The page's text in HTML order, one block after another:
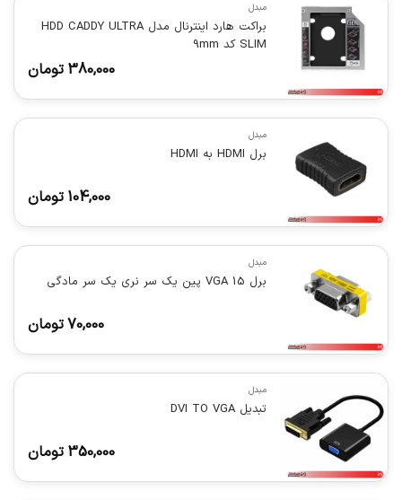
مبدل
براکت هارد اینترنال مدل HDD CADDY ULTRA
SLIM کد 9mm
380,000 تومان
مبدل
برل HDMI به HDMI
104,000 تومان
مبدل
برل VGA 15 پین یک سر نری یک سر مادگی
70,000تومان
مبدل
تبدیل DVI TO VGA
350,000 تومان